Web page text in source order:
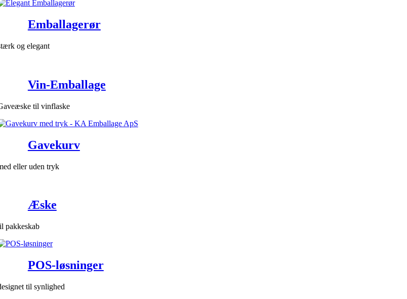
Emballagerør
og elegant
Vin-Emballage
til vinflaske
Gavekurv
eller uden tryk
Æske
pakkeskab
POS-løsninger
til synlighed